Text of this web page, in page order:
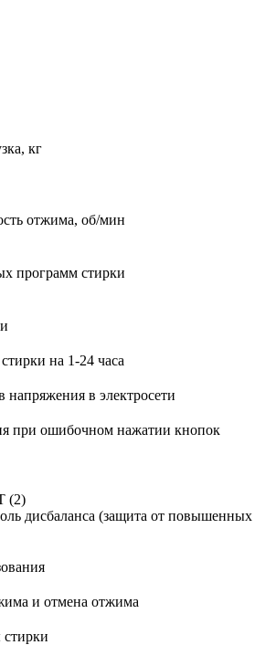
кг
отжима, об/мин
программ стирки
на 1-24 часа
напряжения в электросети
при ошибочном нажатии кнопок
(2)
дисбаланса (защита от повышенных
и отмена отжима